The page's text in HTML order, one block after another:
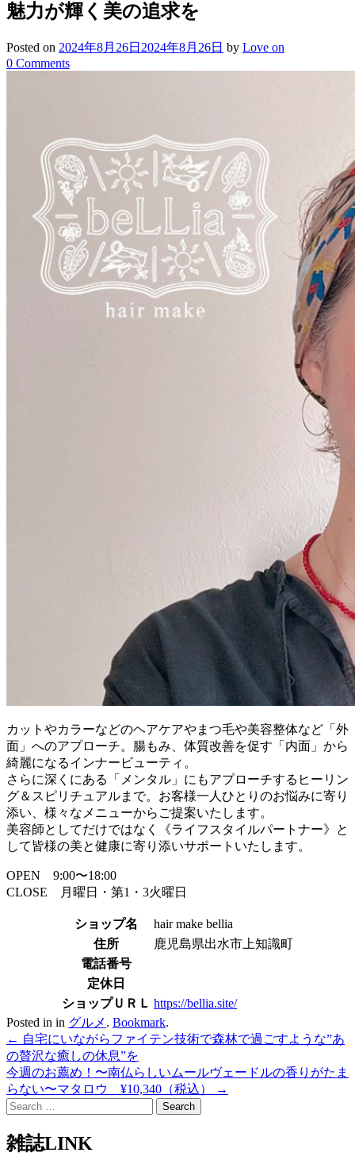
魅力が輝く美の追求を
Posted on 2024年8月26日 2024年8月26日 by Love on
0 Comments
カットやカラーなどのヘアケアやまつ毛や美容整体など「外
面」へのアプローチ。腸もみ、体質改善を促す「内面」から
綺麗になるインナービューティ。
さらに深くにある「メンタル」にもアプローチするヒーリン
グ＆スピリチュアルまで。お客様一人ひとりのお悩みに寄り
添い、様々なメニューからご提案いたします。
美容師としてだけではなく《ライフスタイルパートナー》と
して皆様の美と健康に寄り添いサポートいたします。
OPEN 9:00〜18:00
CLOSE 月曜日・第1・3火曜日
ショップ名
hair make bellia
住所
鹿児島県出水市上知識町
電話番号
定休日
ショップＵＲＬ https://bellia.site/
Posted in in グルメ . Bookmark.
Post
navigation
← 自宅にいながらファイテン技術で森林で過ごすような”あ
の贅沢な癒しの休息”を
今週のお薦め！〜南仏らしいムールヴェードルの香りがたま
らない〜マタロウ ¥10,340（税込）
→
Search
for:
雑誌LINK